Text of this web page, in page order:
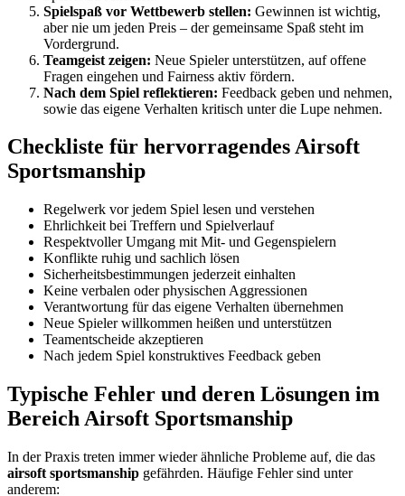
Spielspaß vor Wettbewerb stellen: Gewinnen ist wichtig,
aber nie um jeden Preis – der gemeinsame Spaß steht im
Vordergrund.
Teamgeist zeigen: Neue Spieler unterstützen, auf offene
Fragen eingehen und Fairness aktiv fördern.
Nach dem Spiel reflektieren: Feedback geben und nehmen,
sowie das eigene Verhalten kritisch unter die Lupe nehmen.
Checkliste für hervorragendes Airsoft
Sportsmanship
Regelwerk vor jedem Spiel lesen und verstehen
Ehrlichkeit bei Treffern und Spielverlauf
Respektvoller Umgang mit Mit- und Gegenspielern
Konflikte ruhig und sachlich lösen
Sicherheitsbestimmungen jederzeit einhalten
Keine verbalen oder physischen Aggressionen
Verantwortung für das eigene Verhalten übernehmen
Neue Spieler willkommen heißen und unterstützen
Teamentscheide akzeptieren
Nach jedem Spiel konstruktives Feedback geben
Typische Fehler und deren Lösungen im
Bereich Airsoft Sportsmanship
In der Praxis treten immer wieder ähnliche Probleme auf, die das
airsoft sportsmanship gefährden. Häufige Fehler sind unter
anderem: